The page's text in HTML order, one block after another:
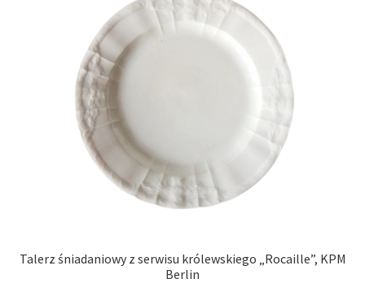
Talerz śniadaniowy z serwisu królewskiego „Rocaille”, KPM
Berlin